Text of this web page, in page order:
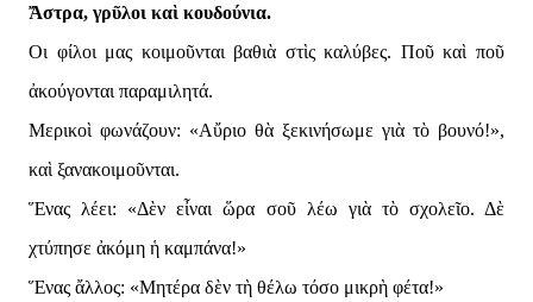
Ἄστρα, γρῦλοι καὶ κουδούνια.
Οι φίλοι μας κοιμοῦνται βαθιὰ στὶς καλύβες. Ποῦ καὶ ποῦ
ἀκούγονται παραμιλητά.
Μερικοὶ φωνάζουν: «Αὔριο θὰ ξεκινήσωμε γιὰ τὸ βουνό!»,
καὶ ξανακοιμοῦνται.
Ἕνας λέει: «Δὲν εἶναι ὥρα σοῦ λέω γιὰ τὸ σχολεῖο. Δὲ
χτύπησε ἀκόμη ἡ καμπάνα!»
Ἕνας ἄλλος: «Μητέρα δὲν τὴ θέλω τόσο μικρὴ φέτα!»